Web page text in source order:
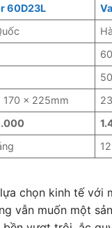
60D23L
170 x 225mm
chọn kinh tế với
vẫn muốn một